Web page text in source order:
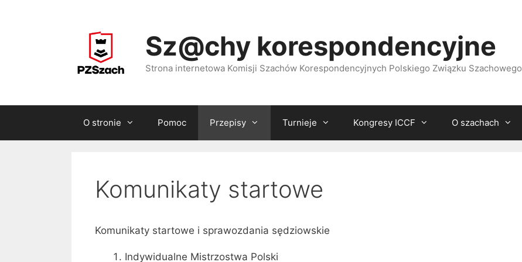
Sz@chy korespondencyjne
Strona internetowa Komisji Szachów Korespondencyjnych Polskiego Związku Szachowego
O stronie Pomoc Przepisy Turnieje Kongresy ICCF O szachach
Komunikaty startowe
Komunikaty startowe i sprawozdania sędziowskie
Indywidualne Mistrzostwa Polski